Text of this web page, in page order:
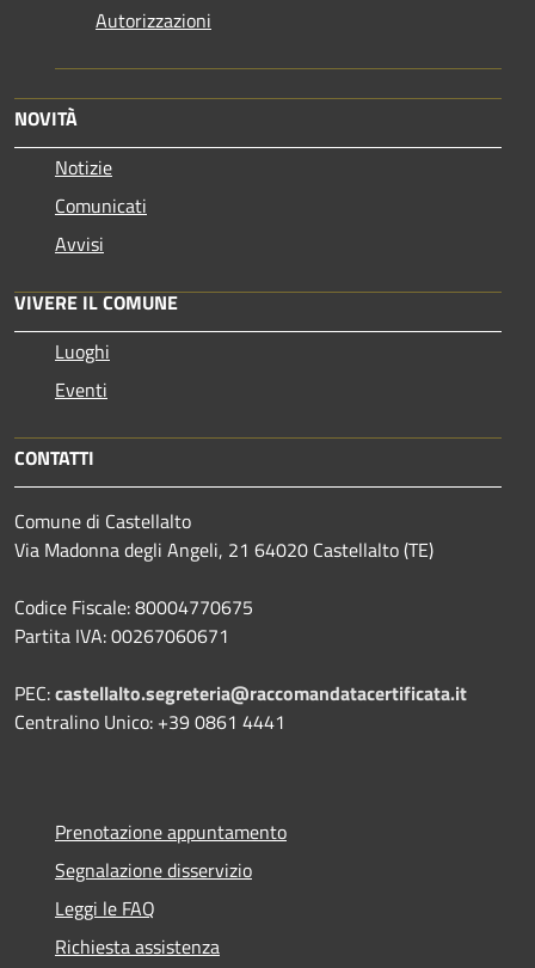
Autorizzazioni
NOVITÀ
Notizie
Comunicati
Avvisi
VIVERE IL COMUNE
Luoghi
Eventi
CONTATTI
Comune di Castellalto
Via Madonna degli Angeli, 21 64020 Castellalto (TE)
Codice Fiscale: 80004770675
Partita IVA: 00267060671
PEC:castellalto.segreteria@raccomandatacertificata.it
Centralino Unico: +39 0861 4441
Prenotazione appuntamento
Segnalazione disservizio
Leggi le FAQ
Richiesta assistenza